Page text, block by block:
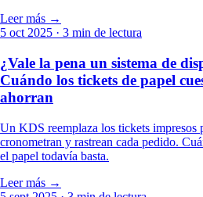
Leer más →
5 oct 2025 · 3 min de lectura
¿Vale la pena un sistema de
Cuándo los tickets de papel
ahorran
Un KDS reemplaza los tickets impresos
cronometran y rastrean cada pedido.
el papel todavía basta.
Leer más →